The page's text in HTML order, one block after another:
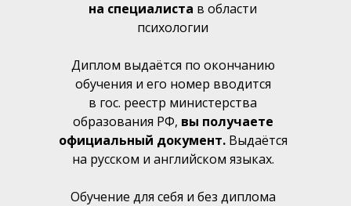
на специалиста в области
психологии
Диплом выдаётся по окончанию
обучения и его номер вводится
в гос. реестр министерства
образования РФ, вы получаете
официальный документ.Выдаётся
на русском и английском языках.
Обучение для себя и без диплома